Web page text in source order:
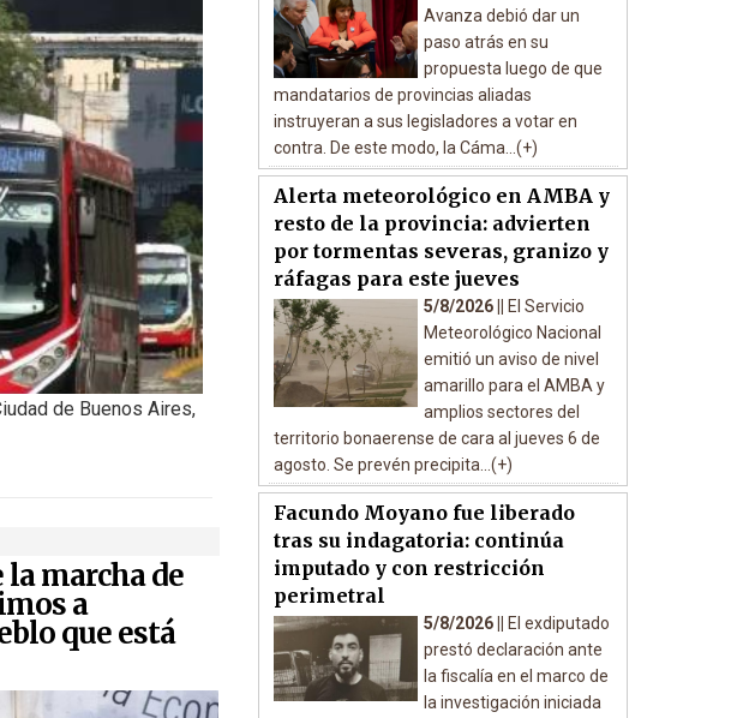
de Buenos Aires,
marcha de
a
que está
Avanza debió dar un
paso atrás en su
propuesta luego de que
mandatarios de provincias aliadas
instruyeran a sus legisladores a votar en
contra. De este modo, la Cáma...(+)
Alerta meteorológico en AMBA y
resto de la provincia: advierten
por tormentas severas, granizo y
ráfagas para este jueves
5/8/2026 ||
El Servicio
Meteorológico Nacional
emitió un aviso de nivel
amarillo para el AMBA y
amplios sectores del
territorio bonaerense de cara al jueves 6 de
agosto. Se prevén precipita...(+)
Facundo Moyano fue liberado
tras su indagatoria: continúa
imputado y con restricción
perimetral
5/8/2026 ||
El exdiputado
prestó declaración ante
la fiscalía en el marco de
la investigación iniciada